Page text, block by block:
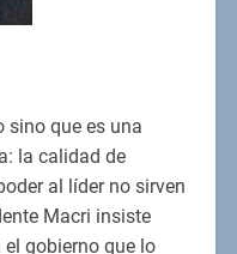
sino que es una
la calidad de
al líder no sirven
Macri insiste
gobierno que lo